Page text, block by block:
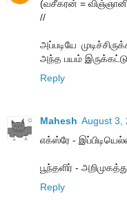
(வசீகரன் = விஞ்ஞானி
//
அப்படியே
அந்த பயம்
Reply
Mahesh August 3,
எக்ஸ்ரே -
பூந்தளிர் -
Reply